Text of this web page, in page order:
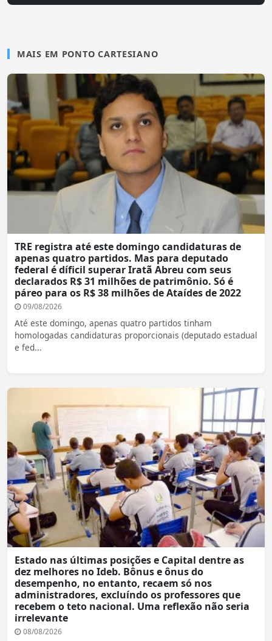
MAIS EM PONTO CARTESIANO
TRE registra até este domingo candidaturas de
apenas quatro partidos. Mas para deputado
federal é díficil superar Iratã Abreu com seus
declarados R$ 31 milhões de patrimônio. Só é
páreo para os R$ 38 milhões de Ataídes de 2022
09/08/2026
Até este domingo, apenas quatro partidos tinham
homologadas candidaturas proporcionais (deputado estadual
e fed...
Estado nas últimas posições e Capital dentre as
dez melhores no Ideb. Bônus e ônus do
desempenho, no entanto, recaem só nos
administradores, excluíndo os professores que
recebem o teto nacional. Uma reflexão não seria
irrelevante
08/08/2026